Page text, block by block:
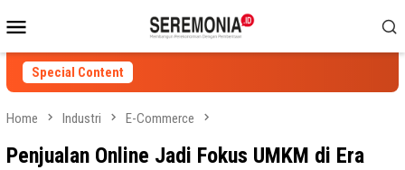
to
contentMenu
Special Content
Home Industri E-Commerce
Penjualan Online Jadi Fokus UMKM di Era